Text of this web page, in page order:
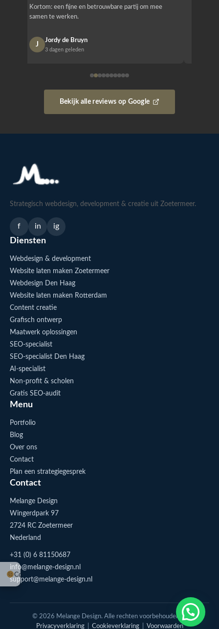
Kortom: een fijne en betrouwbare partij om mee
samen te werken.
J
Jordy de Bruyn
3 dagen geleden
Bekijk alle reviews op Google
Cookie-instellingen
Stuur me een appje
1
Strategisch webdesign, development & creatie uit Zoetermeer.
f in ig
Diensten
Webdesign & development
Website laten maken Zoetermeer
Webdesign Den Haag
Website laten maken Rotterdam
Content creatie
Grafisch ontwerp
Maatwerk oplossingen
SEO-specialist
SEO-specialist Den Haag
AI-specialist
Non-profit & scholen
Gratis SEO-audit
Menu
Portfolio
Blog
Over ons
Contact
Plan een strategiegesprek
Contact
Melange Design
Wingerdpark 97
2724 RC Zoetermeer
Nederland
+31 (0) 6 81150687
info@melange-design.nl
support@melange-design.nl
© 2026 Melange Design. Alle rechten voorbehouden. |
Privacyverklaring| Cookieverklaring| Voorwaarden